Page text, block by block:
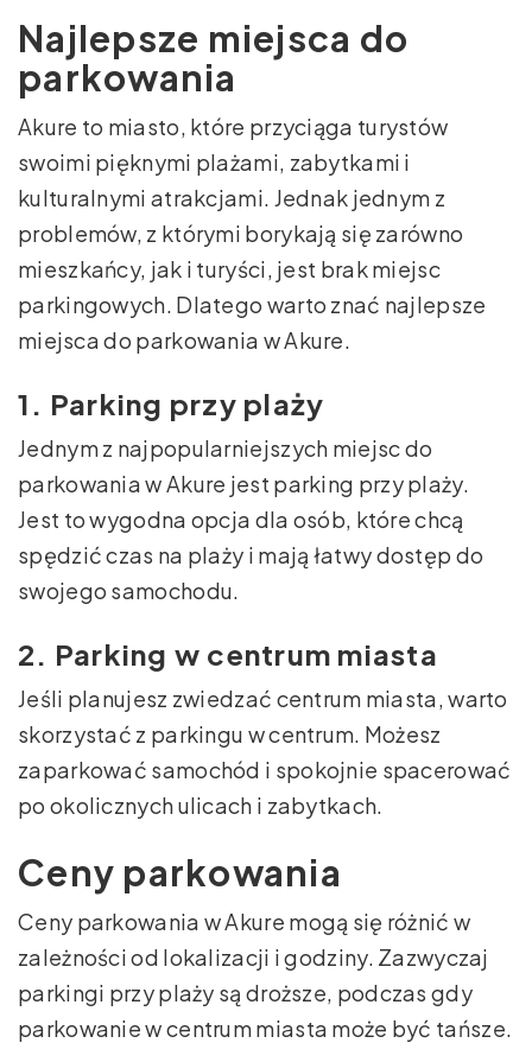
Najlepsze miejsca do
parkowania
Akure to miasto, które przyciąga turystów
swoimi pięknymi plażami, zabytkami i
kulturalnymi atrakcjami. Jednak jednym z
problemów, z którymi borykają się zarówno
mieszkańcy, jak i turyści, jest brak miejsc
parkingowych. Dlatego warto znać najlepsze
miejsca do parkowania w Akure.
1. Parking przy plaży
Jednym z najpopularniejszych miejsc do
parkowania w Akure jest parking przy plaży.
Jest to wygodna opcja dla osób, które chcą
spędzić czas na plaży i mają łatwy dostęp do
swojego samochodu.
2. Parking w centrum miasta
Jeśli planujesz zwiedzać centrum miasta, warto
skorzystać z parkingu w centrum. Możesz
zaparkować samochód i spokojnie spacerować
po okolicznych ulicach i zabytkach.
Ceny parkowania
Ceny parkowania w Akure mogą się różnić w
zależności od lokalizacji i godziny. Zazwyczaj
parkingi przy plaży są droższe, podczas gdy
parkowanie w centrum miasta może być tańsze.